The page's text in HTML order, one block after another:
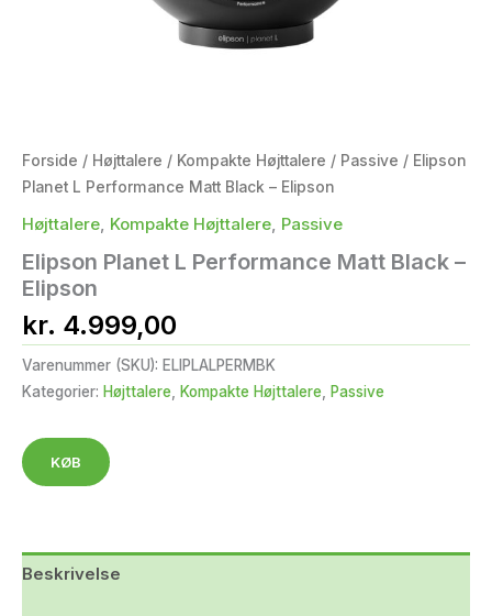
Forside / Højttalere / Kompakte Højttalere / Passive / Elipson
Planet L Performance Matt Black – Elipson
Højttalere Kompakte Højttalere Passive
Elipson Planet L Performance Matt Black –
Elipson
kr. 4.999,00
Varenummer (SKU): ELIPLALPERMBK
Kategorier: Højttalere, Kompakte Højttalere, Passive
KØB
Beskrivelse